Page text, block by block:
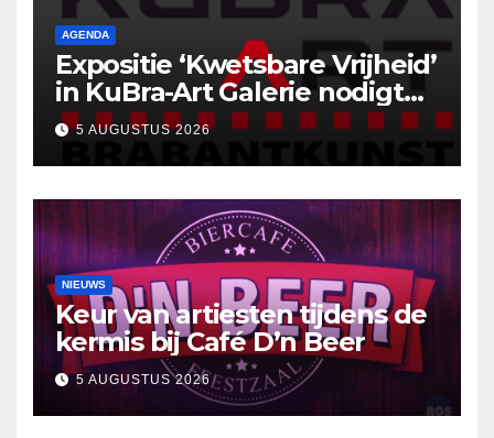
AGENDA
Expositie ‘Kwetsbare Vrijheid’
in KuBra-Art Galerie nodigt
uit tot ontmoeting en
reflectie
5 AUGUSTUS 2026
NIEUWS
Keur van artiesten tijdens de
kermis bij Café D’n Beer
5 AUGUSTUS 2026